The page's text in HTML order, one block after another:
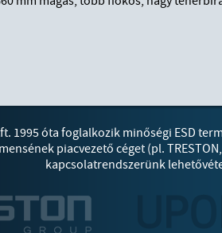
1995 óta foglalkozik minőségi ESD
piacvezető céget (pl.
kapcsolatrendszerünk